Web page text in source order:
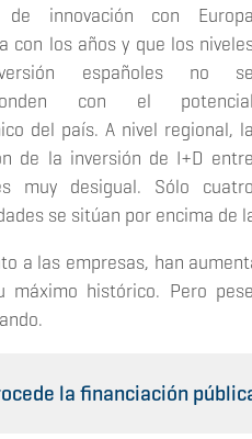
de innovación con Europa
con los años y que los
españoles no se
con el potencial
del país. A nivel regional, la
de la inversión de I+D entre
muy desigual. Sólo cuatro
se sitúan por encima de
a las empresas, han
máximo histórico. Pero
la financiación